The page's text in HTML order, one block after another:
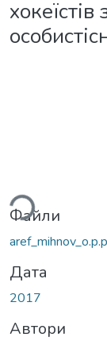
Файли
Дата
2017
Автори